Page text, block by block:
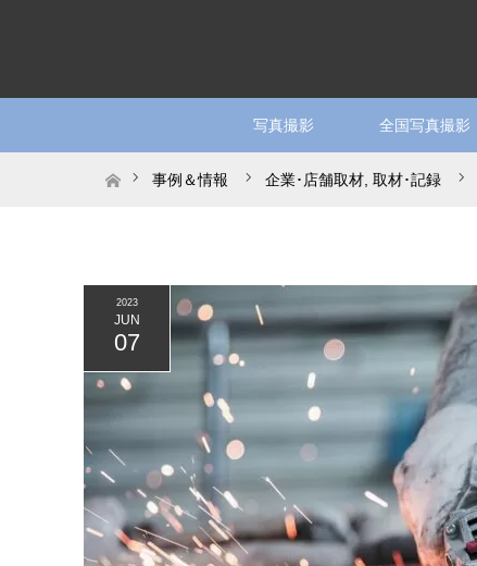
写真撮影 全国写真撮影
ホーム事例＆情報 企業･店舗取材 取材･記録
2023
JUN
07